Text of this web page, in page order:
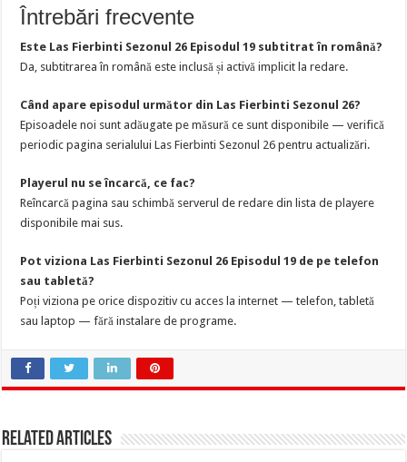
Întrebări frecvente
Este Las Fierbinti Sezonul 26 Episodul 19 subtitrat în română?
Da, subtitrarea în română este inclusă și activă implicit la redare.
Când apare episodul următor din Las Fierbinti Sezonul 26?
Episoadele noi sunt adăugate pe măsură ce sunt disponibile — verifică
periodic pagina serialului Las Fierbinti Sezonul 26 pentru actualizări.
Playerul nu se încarcă, ce fac?
Reîncarcă pagina sau schimbă serverul de redare din lista de playere
disponibile mai sus.
Pot viziona Las Fierbinti Sezonul 26 Episodul 19 de pe telefon
sau tabletă?
Poți viziona pe orice dispozitiv cu acces la internet — telefon, tabletă
sau laptop — fără instalare de programe.
Related Articles